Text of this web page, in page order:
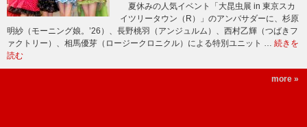
夏休みの人気イベント「大昆虫展 in 東京スカ
イツリータウン（R）」のアンバサダーに、杉原
明紗（モーニング娘。’26）、長野桃羽（アンジュルム）、西村乙輝（つばきフ
ァクトリー）、相馬優芽（ロージークロニクル）による特別ユニット … 続きを
読む
more »